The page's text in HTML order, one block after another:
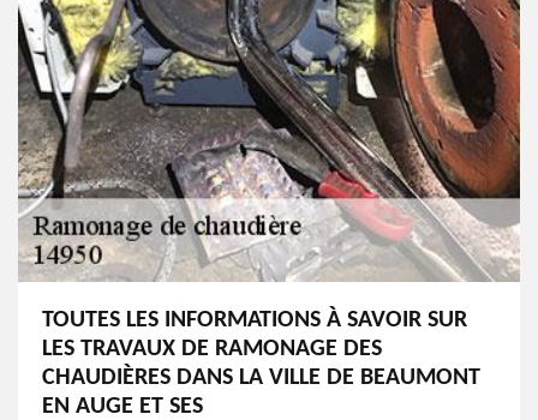
TOUTES LES INFORMATIONS À SAVOIR SUR
LES TRAVAUX DE RAMONAGE DES
CHAUDIÈRES DANS LA VILLE DE BEAUMONT
EN AUGE ET SES